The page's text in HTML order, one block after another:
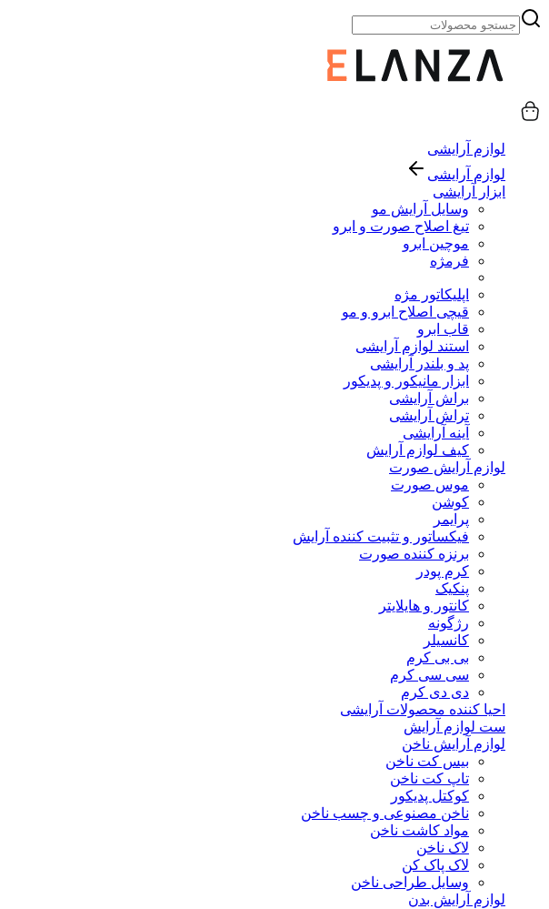
لوازم آرایشی
لوازم آرایشی
ابزار آرایشی
وسایل آرایش مو
تیغ اصلاح صورت و ابرو
موچین ابرو
فرمژه
اپلیکاتور مژه
قیچی اصلاح ابرو و مو
قاب ابرو
استند لوازم آرایشی
پد و بلندر آرایشی
ابزار مانیکور و پدیکور
براش آرایشی
تراش آرایشی
آینه آرایشی
کیف لوازم آرایش
لوازم آرایش صورت
موس صورت
کوشن
پرایمر
فیکساتور و تثبیت کننده آرایش
برنزه کننده صورت
کرم پودر
پنکیک
کانتور و هایلایتر
رژگونه
کانسیلر
بی بی کرم
سی سی کرم
دی دی کرم
احیا کننده محصولات آرایشی
ست لوازم آرایش
لوازم آرایش ناخن
بیس کت ناخن
تاپ کت ناخن
کوکتل پدیکور
ناخن مصنوعی و چسب ناخن
مواد کاشت ناخن
لاک ناخن
لاک پاک کن
وسایل طراحی ناخن
لوازم آرایش بدن